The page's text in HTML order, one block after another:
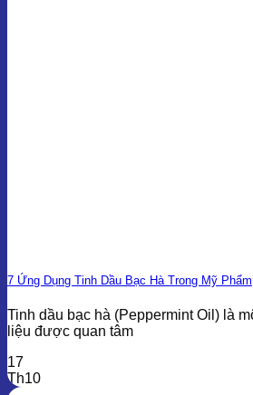
7 Ứng Dụng Tinh Dầu Bạc Hà Trong Mỹ Phẩm
Tinh dầu bạc hà (Peppermint Oil) là
liệu được quan tâm
17
Th10